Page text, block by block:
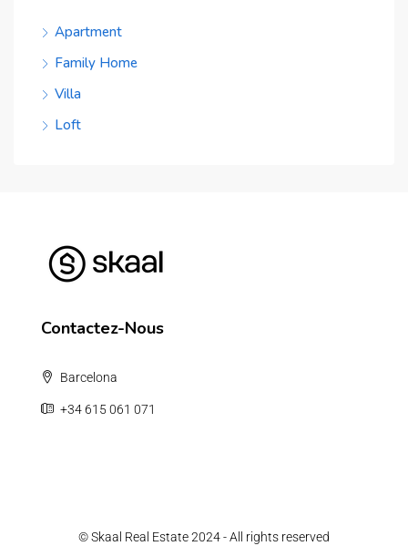
Apartment
Family Home
Villa
Loft
Contactez-Nous
Barcelona
+34 615 061 071
© Skaal Real Estate 2024 - All rights reserved